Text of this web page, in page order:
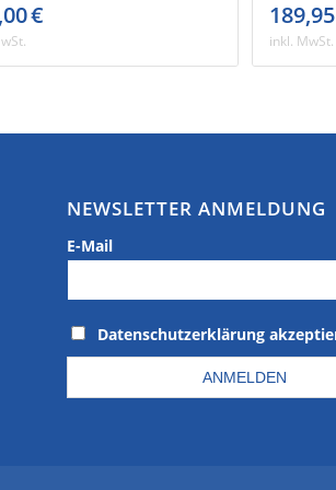
€ 189,95
inkl. MwSt.
NEWSLETTER ANMELDUNG
E-Mail
Datenschutzerklärung